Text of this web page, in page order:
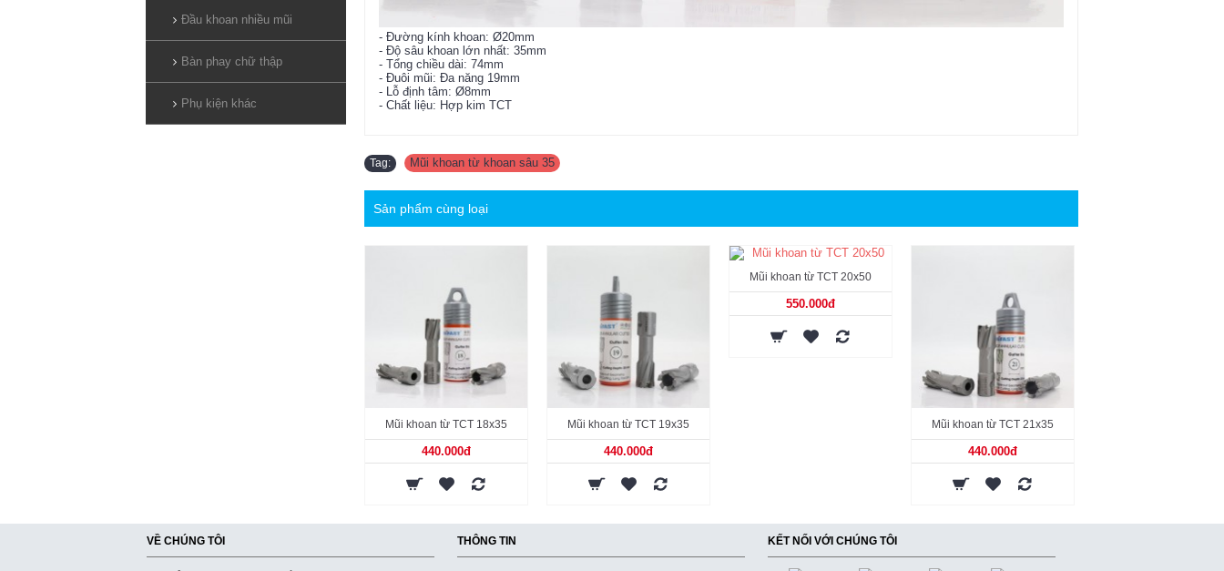
Đầu khoan nhiều mũi
Bàn phay chữ thập
Phụ kiện khác
- Đường kính khoan: Ø20mm
- Độ sâu khoan lớn nhất: 35mm
- Tổng chiều dài: 74mm
- Đuôi mũi: Đa năng 19mm
- Lỗ định tâm: Ø8mm
- Chất liệu: Hợp kim TCT
Tag: Mũi khoan từ khoan sâu 35
Sản phẩm cùng loại
Mũi khoan từ TCT 18x35
440.000đ
Mũi khoan từ TCT 19x35
440.000đ
Mũi khoan từ TCT 20x50
550.000đ
Mũi khoan từ TCT 21x35
440.000đ
VỀ CHÚNG TÔI THÔNG TIN KẾT NỐI VỚI CHÚNG TÔI